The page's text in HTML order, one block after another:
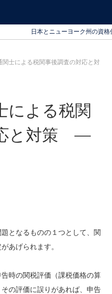
北海道から沖縄まで
関士による税関事後調査の対応と対
による税関
と対策 ―
となるものの１つとして、関
あげられます。
時の関税評価（課税価格の算
の評価に誤りがあれば、申告